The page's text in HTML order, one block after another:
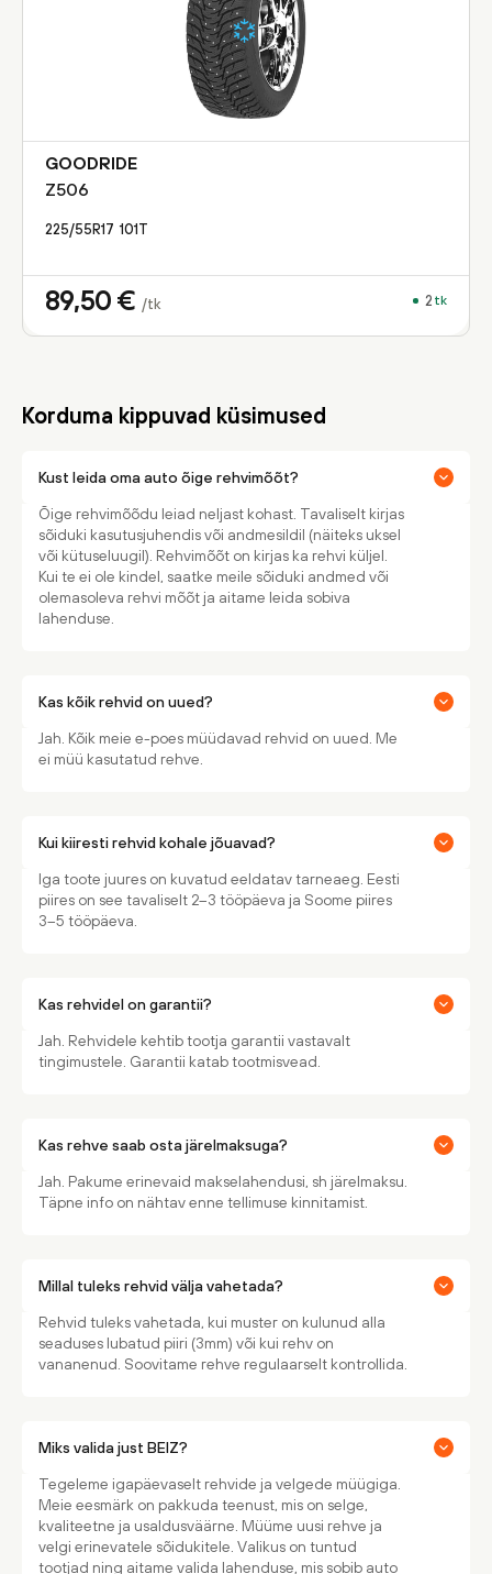
GOODRIDE
Z506
225/55R17 101 T
89,50 € /tk 2 tk
Korduma kippuvad küsimused
Kust leida oma auto õige rehvimõõt?
Õige rehvimõõdu leiad neljast kohast. Tavaliselt kirjas
sõiduki kasutusjuhendis või andmesildil (näiteks uksel
või kütuseluugil). Rehvimõõt on kirjas ka rehvi küljel.
Kui te ei ole kindel, saatke meile sõiduki andmed või
olemasoleva rehvi mõõt ja aitame leida sobiva
lahenduse.
Kas kõik rehvid on uued?
Jah. Kõik meie e-poes müüdavad rehvid on uued. Me
ei müü kasutatud rehve.
Kui kiiresti rehvid kohale jõuavad?
Iga toote juures on kuvatud eeldatav tarneaeg. Eesti
piires on see tavaliselt 2–3 tööpäeva ja Soome piires
3–5 tööpäeva.
Kas rehvidel on garantii?
Jah. Rehvidele kehtib tootja garantii vastavalt
tingimustele. Garantii katab tootmisvead.
Kas rehve saab osta järelmaksuga?
Jah. Pakume erinevaid makselahendusi, sh järelmaksu.
Täpne info on nähtav enne tellimuse kinnitamist.
Millal tuleks rehvid välja vahetada?
Rehvid tuleks vahetada, kui muster on kulunud alla
seaduses lubatud piiri (3mm) või kui rehv on
vananenud. Soovitame rehve regulaarselt kontrollida.
Miks valida just BEIZ?
Tegeleme igapäevaselt rehvide ja velgede müügiga.
Meie eesmärk on pakkuda teenust, mis on selge,
kvaliteetne ja usaldusväärne. Müüme uusi rehve ja
velgi erinevatele sõidukitele. Valikus on tuntud
tootjad ning aitame valida lahenduse, mis sobib auto